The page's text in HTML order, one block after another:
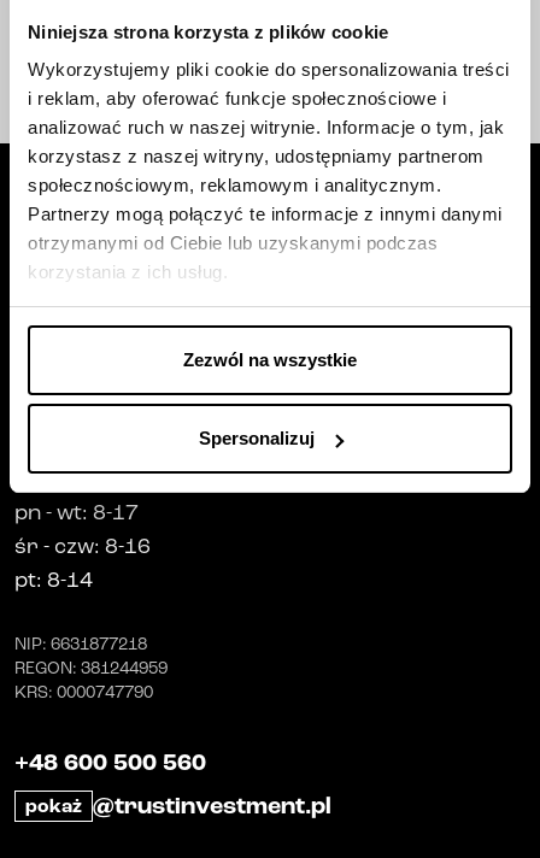
Niniejsza strona korzysta z plików cookie
Wykorzystujemy pliki cookie do spersonalizowania treści
i reklam, aby oferować funkcje społecznościowe i
analizować ruch w naszej witrynie. Informacje o tym, jak
korzystasz z naszej witryny, udostępniamy partnerom
społecznościowym, reklamowym i analitycznym.
Partnerzy mogą połączyć te informacje z innymi danymi
otrzymanymi od Ciebie lub uzyskanymi podczas
korzystania z ich usług.
Zezwól na wszystkie
Spersonalizuj
telefonicznej;
wiadomości e-mail;
wiadomości SMS.
Wyślij
25-662Kielce
Godziny pracy:
pn-wt: 8-17
śr - czw: 8-16
pt: 8-14
NIP: 6631877218
REGON: 381244959
KRS: 0000747790
+48 600 500 560
pokaż @trustinvestment.pl